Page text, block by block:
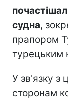
судна,
прапором
турецьким
У зв'язку з
сторонам